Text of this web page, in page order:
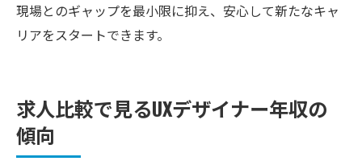
現場とのギャップを最小限に抑え、安心して新たなキャ
リアをスタートできます。
求人比較で見るUXデザイナー年収の
傾向